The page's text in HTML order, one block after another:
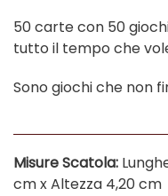
50 carte con 50
tutto il tempo che
Sono giochi che non
Misure Scatola:
cm x Altezza 4,20 cm